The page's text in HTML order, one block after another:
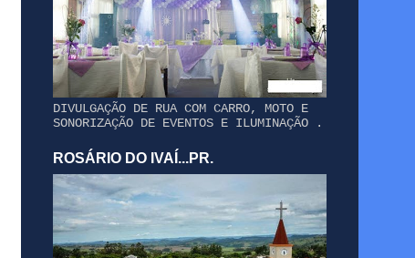
DIVULGAÇÃO DE RUA COM CARRO, MOTO E
SONORIZAÇÃO DE EVENTOS E ILUMINAÇÃO .
ROSÁRIO DO IVAÍ...PR.